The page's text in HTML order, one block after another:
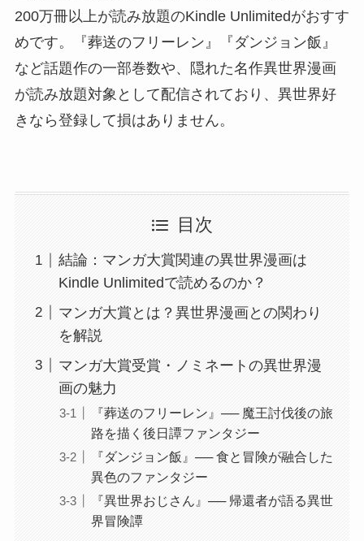
200万冊以上が読み放題のKindle Unlimitedがおすす
めです。『葬送のフリーレン』『ダンジョン飯』
など話題作の一部巻数や、隠れた名作異世界漫画
が読み放題対象として配信されており、異世界好
きなら登録して損はありません。
目次
結論：マンガ大賞関連の異世界漫画は
Kindle Unlimitedで読めるのか？
マンガ大賞とは？異世界漫画との関わり
を解説
マンガ大賞受賞・ノミネートの異世界漫
画の魅力
『葬送のフリーレン』── 魔王討伐後の旅
路を描く後日譚ファンタジー
『ダンジョン飯』── 食と冒険が融合した
異色のファンタジー
『異世界おじさん』── 帰還者が語る異世
界冒険譚